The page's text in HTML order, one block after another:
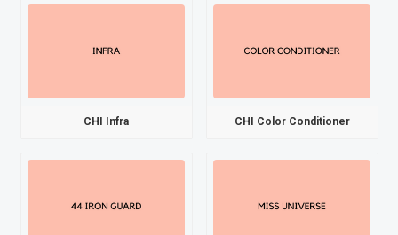
CHI Infra CHI Color Conditioner